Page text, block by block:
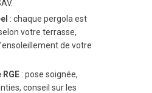
: chaque pergola est
votre terrasse,
de votre
: pose soignée,
conseil sur les